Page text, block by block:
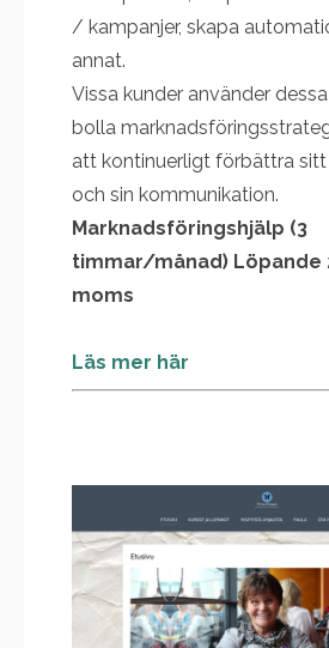
/ kampanjer, skapa
annat.
Vissa kunder använder
bolla
att kontinuerligt förbättra
och sin kommunikation.
Marknadsföringshjälp (3
timmar/månad) Löpande
moms
Läs mer här